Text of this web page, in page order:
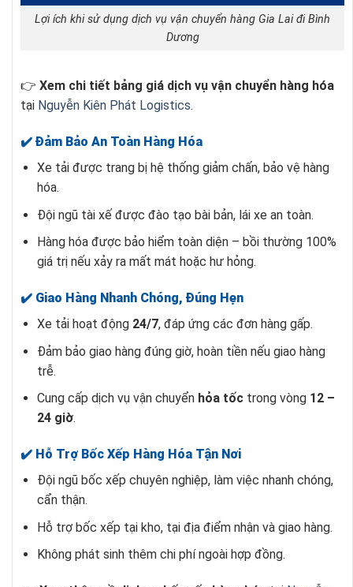
Lợi ích khi sử dụng dịch vụ vận chuyển hàng Gia Lai đi Bình
Dương
👉 Xem chi tiết bảng giá dịch vụ vận chuyển hàng hóa
tại Nguyễn Kiên Phát Logistics.
✔️ Đảm Bảo An Toàn Hàng Hóa
Xe tải được trang bị hệ thống giảm chấn, bảo vệ hàng
hóa.
Đội ngũ tài xế được đào tạo bài bản, lái xe an toàn.
Hàng hóa được bảo hiểm toàn diện – bồi thường 100%
giá trị nếu xảy ra mất mát hoặc hư hỏng.
✔️ Giao Hàng Nhanh Chóng, Đúng Hẹn
Xe tải hoạt động 24/7, đáp ứng các đơn hàng gấp.
Đảm bảo giao hàng đúng giờ, hoàn tiền nếu giao hàng
trễ.
Cung cấp dịch vụ vận chuyển hỏa tốctrong vòng 12 –
24 giờ.
✔️ Hỗ Trợ Bốc Xếp Hàng Hóa Tận Nơi
Đội ngũ bốc xếp chuyên nghiệp, làm việc nhanh chóng,
cẩn thận.
Hỗ trợ bốc xếp tại kho, tại địa điểm nhận và giao hàng.
Không phát sinh thêm chi phí ngoài hợp đồng.